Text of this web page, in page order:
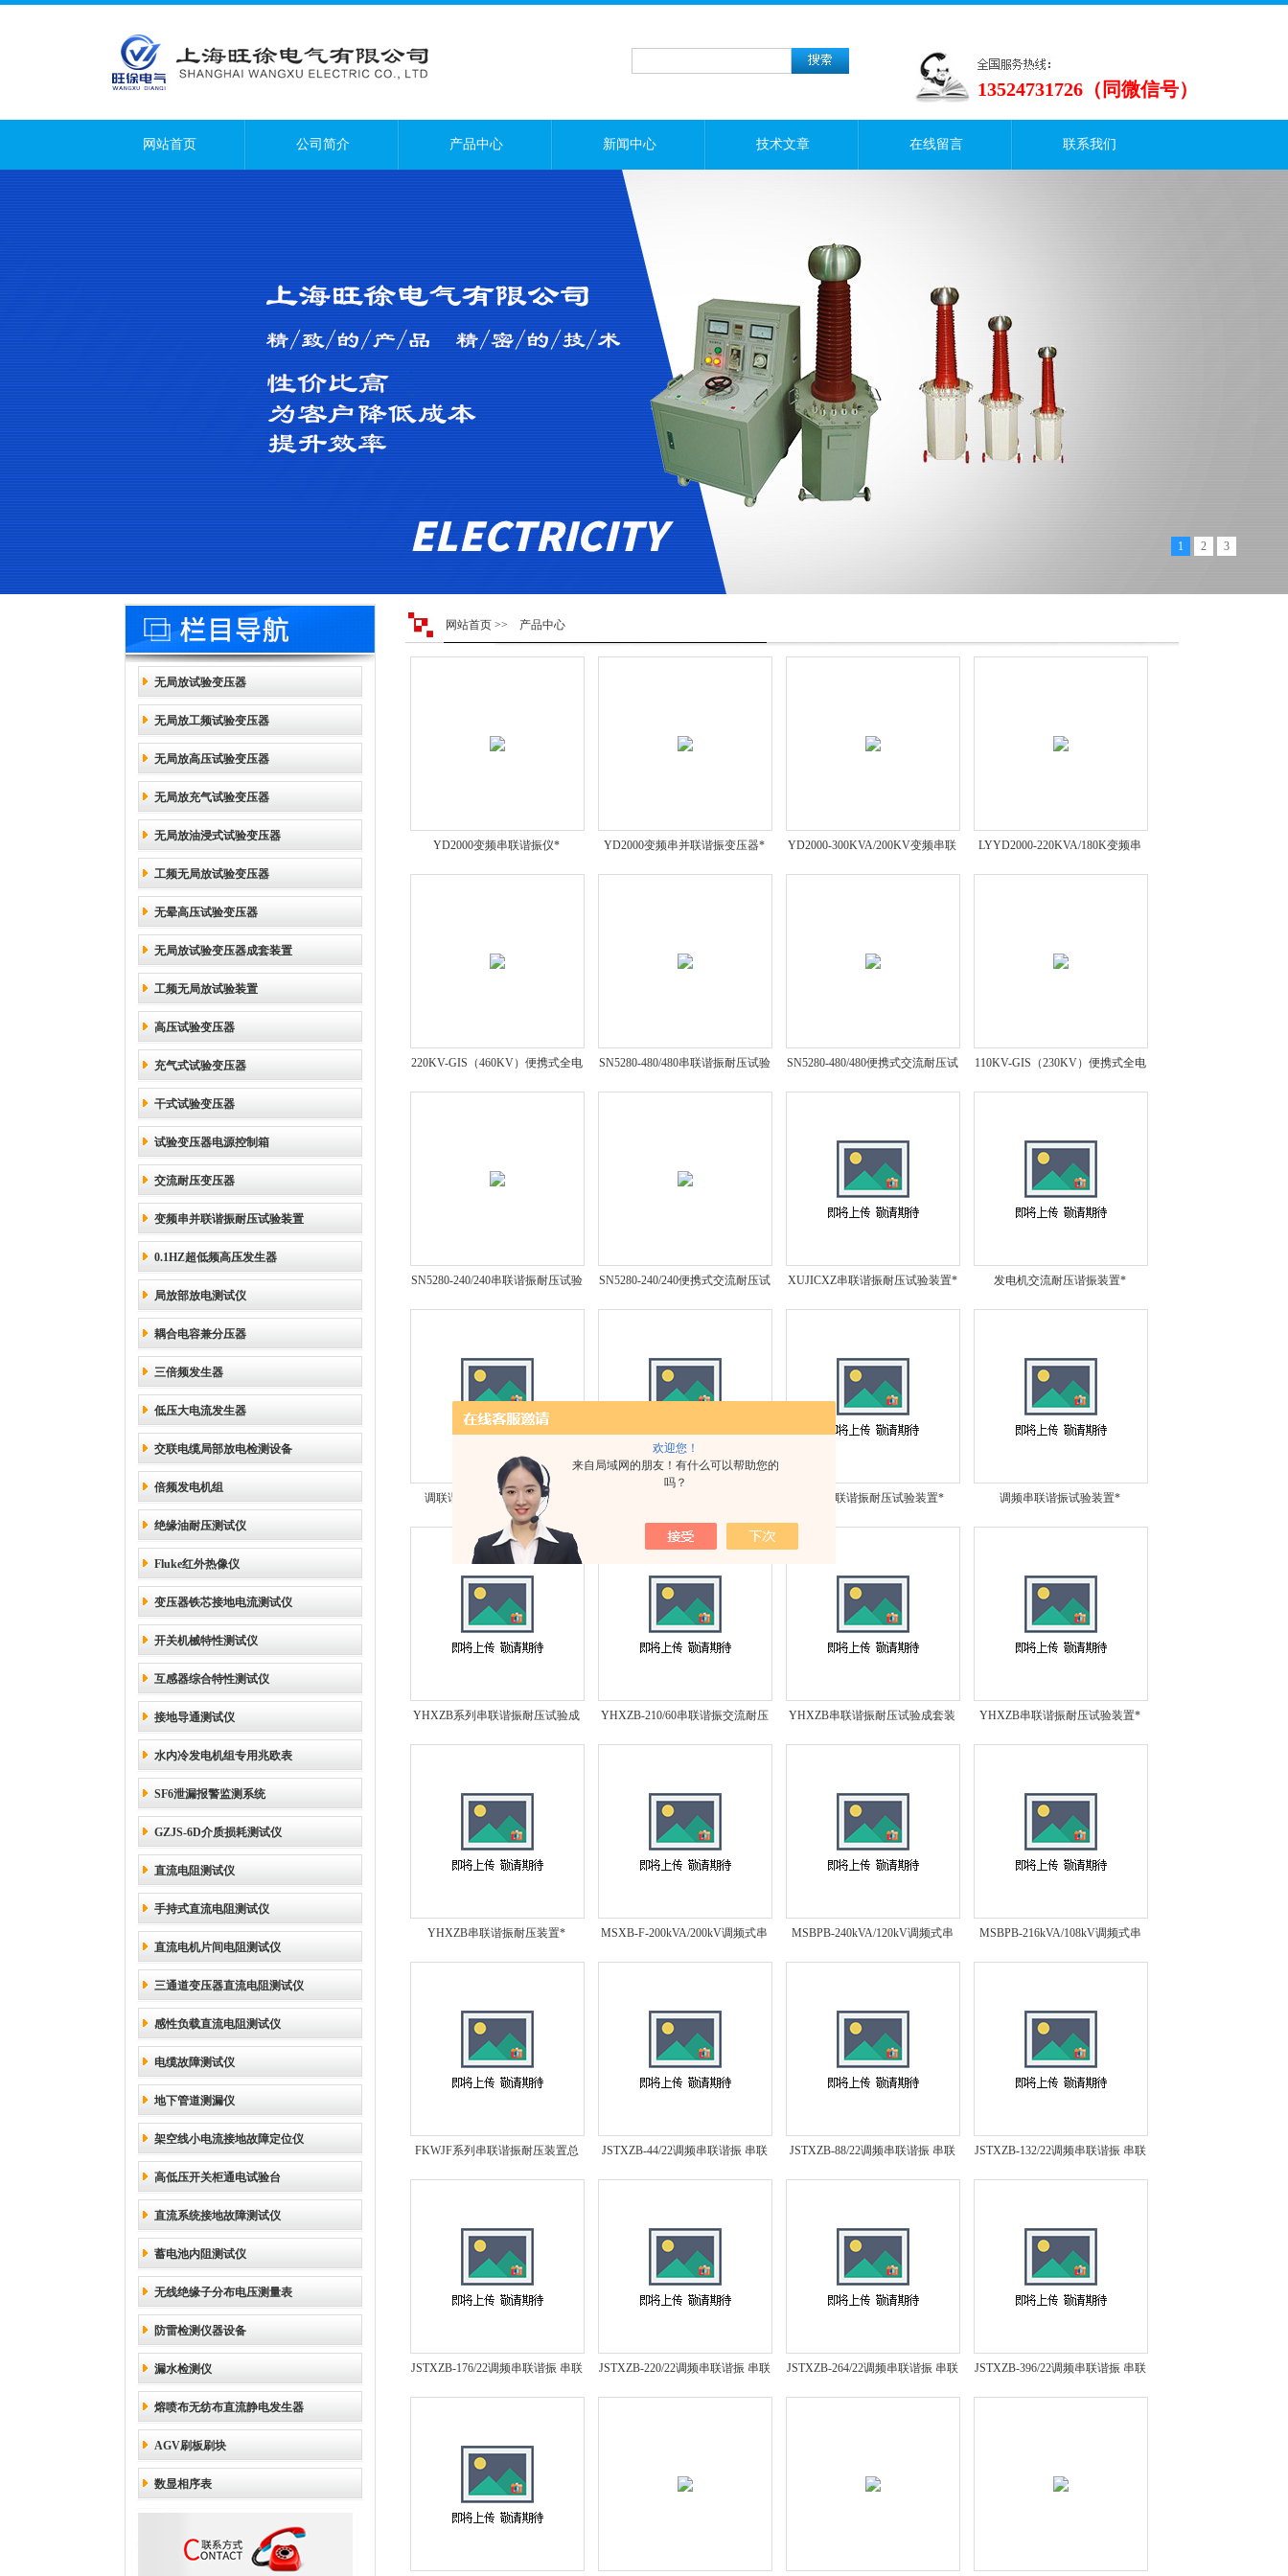
欢迎您！
来自局域网的朋友！有什么可以帮助您的
吗？
13524731726（同微信号）
网站首页 公司简介 产品中心 新闻中心 技术文章 在线留言 联系我们
1 2 3
无局放试验变压器
无局放工频试验变压器
无局放高压试验变压器
无局放充气试验变压器
无局放油浸式试验变压器
工频无局放试验变压器
无晕高压试验变压器
无局放试验变压器成套装置
工频无局放试验装置
高压试验变压器
充气式试验变压器
干式试验变压器
试验变压器电源控制箱
交流耐压变压器
变频串并联谐振耐压试验装置
0.1HZ超低频高压发生器
局放部放电测试仪
耦合电容兼分压器
三倍频发生器
低压大电流发生器
交联电缆局部放电检测设备
倍频发电机组
绝缘油耐压测试仪
Fluke红外热像仪
变压器铁芯接地电流测试仪
开关机械特性测试仪
互感器综合特性测试仪
接地导通测试仪
水内冷发电机组专用兆欧表
SF6泄漏报警监测系统
GZJS-6D介质损耗测试仪
直流电阻测试仪
手持式直流电阻测试仪
直流电机片间电阻测试仪
三通道变压器直流电阻测试仪
感性负载直流电阻测试仪
电缆故障测试仪
地下管道测漏仪
架空线小电流接地故障定位仪
高低压开关柜通电试验台
直流系统接地故障测试仪
蓄电池内阻测试仪
无线绝缘子分布电压测量表
防雷检测仪器设备
漏水检测仪
熔喷布无纺布直流静电发生器
AGV刷板刷块
数显相序表
网站首页 >> 产品中心
YD2000变频串联谐振仪* YD2000变频串并联谐振变压器* YD2000-300KVA/200KV变频串联
谐振*
LYYD2000-220KVA/180K变频串
联谐振试验电源定制
220KV-GIS（460KV）便携式全电
压交流耐压试验系统*
SN5280-480/480串联谐振耐压试验
装置*
SN5280-480/480便携式交流耐压试
验装置*
110KV-GIS（230KV）便携式全电
压交流耐压试验系统*
SN5280-240/240串联谐振耐压试验
装置*
SN5280-240/240便携式交流耐压试
验装置*
XUJICXZ串联谐振耐压试验装置* 发电机交流耐压谐振装置*
调联谐振谐振耐压试验设备* 调频串联谐振耐压试验装置* 调频串联谐振试验装置*
YHXZB系列串联谐振耐压试验成
套装置*
YHXZB-210/60串联谐振交流耐压
试验设备*
YHXZB串联谐振耐压试验成套装
置*
YHXZB串联谐振耐压试验装置*
YHXZB串联谐振耐压装置* MSXB-F-200kVA/200kV调频式串
联谐振耐压装置*
MSBPB-240kVA/120kV调频式串
联谐振耐压装置*
MSBPB-216kVA/108kV调频式串
联谐振耐压装置*
FKWJF系列串联谐振耐压装置总
体介绍*
JSTXZB-44/22调频串联谐振 串联
谐振耐压试验装置 串联谐振试验
JSTXZB-88/22调频串联谐振 串联
谐振耐压试验装置 串联谐振试验
JSTXZB-132/22调频串联谐振 串联
谐振耐压试验装置 串联谐振试验
JSTXZB-176/22调频串联谐振 串联
谐振耐压试验装置 串联谐振试验
JSTXZB-220/22调频串联谐振 串联
谐振耐压试验装置 串联谐振试验
JSTXZB-264/22调频串联谐振 串联
谐振耐压试验装置 串联谐振试验
JSTXZB-396/22调频串联谐振 串联
谐振耐压试验装置 串联谐振试验